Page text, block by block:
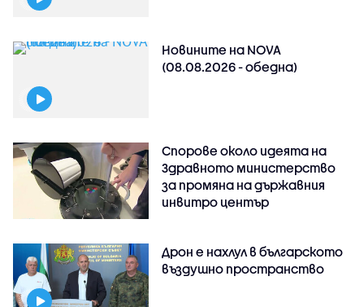
Новините на NOVA
(08.08.2026 - обедна)
Спорове около идеята на
Здравното министерство
за промяна на държавния
инвитро център
Дрон е нахлул в българското
въздушно пространство